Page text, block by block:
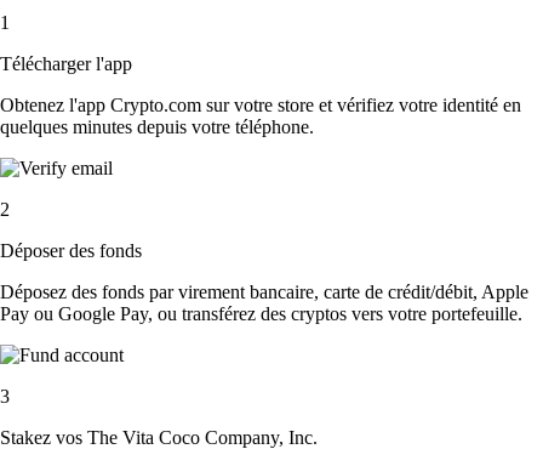
1
Télécharger l'app
Obtenez l'app Crypto.com sur votre store et vérifiez votre identité en
quelques minutes depuis votre téléphone.
2
Déposer des fonds
Déposez des fonds par virement bancaire, carte de crédit/débit, Apple
Pay ou Google Pay, ou transférez des cryptos vers votre portefeuille.
3
Stakez vos The Vita Coco Company, Inc.